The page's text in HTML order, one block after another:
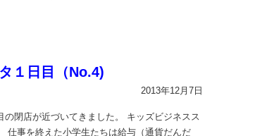
１日目（No.4)
2013年12月7日
閉店が近づいてきました。 キッズビジネスス
事を終えた小学生たちは給与（通貨だんだ